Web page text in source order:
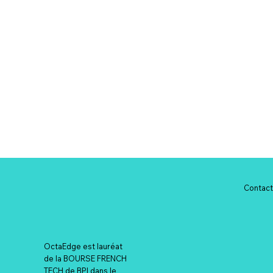
Contact
OctaEdge est lauréat
de la BOURSE FRENCH
TECH de BPI dans le